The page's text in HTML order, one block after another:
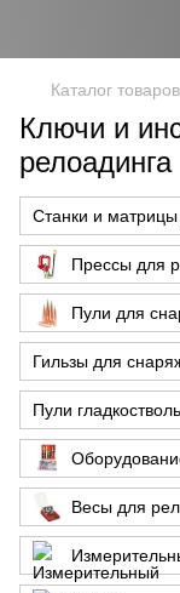
Каталог товаров
Ключи и
релоадинга
Станки и
Прессы для
Пули для
Гильзы для
Пули
Весы для